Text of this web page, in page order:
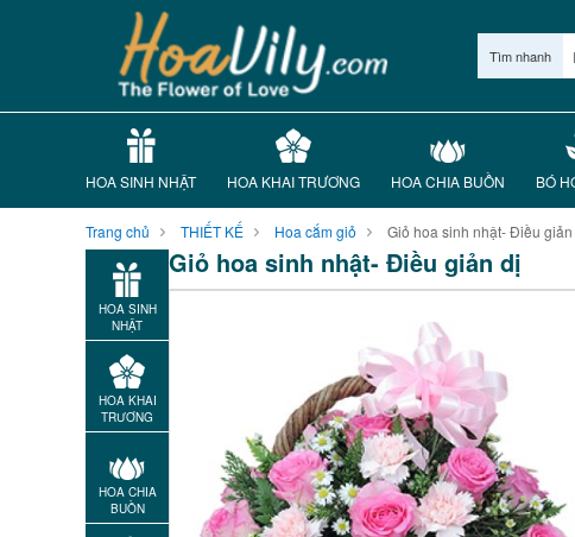
Tìm nhanh
HOA SINH NHẬT HOA KHAI TRƯƠNG HOA CHIA BUỒN BÓ
Trang chủ THIẾT KẾ Hoa cắm giỏ Giỏ hoa sinh nhật- Điều giản
HOA SINH
NHẬT
HOA KHAI
TRƯƠNG
HOA CHIA
BUỒN
Giỏ hoa sinh nhật- Điều giản dị